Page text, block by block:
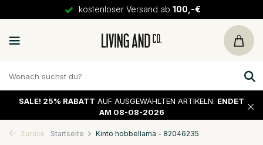
kostenloser Versand ab 100,-€
SALE! 25% RABATT AUF AUSGEWÄHLTEN ARTIKELN. ENDET
AM 08-08-2026
Zurück Startseite Kinto hobbellama - 82046235